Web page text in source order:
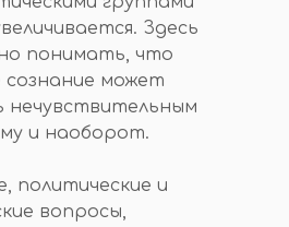
Здесь
понимать, что
сознание может
нечувствительным
и наоборот.
политические и
вопросы,